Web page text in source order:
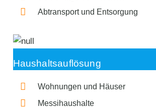
Abtransport und Entsorgung
Haushaltsauflösung
Wohnungen und Häuser
Messihaushalte